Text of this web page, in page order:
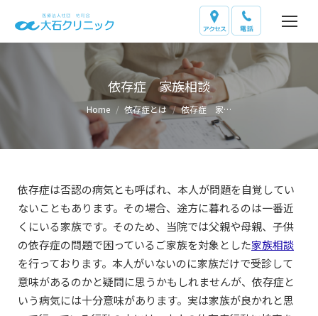
依存症 家族相談
You are here:
Home 依存症とは 依存症 家…
依存症は否認の病気とも呼ばれ、本人が問題を自覚してい
ないこともあります。その場合、途方に暮れるのは一番近
くにいる家族です。そのため、当院では父親や母親、子供
の依存症の問題で困っているご家族を対象とした家族相談
を行っております。本人がいないのに家族だけで受診して
意味があるのかと疑問に思うかもしれませんが、依存症と
いう病気には十分意味があります。実は家族が良かれと思